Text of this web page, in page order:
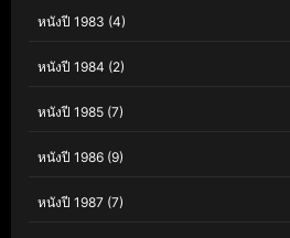
หนังปี 1983 (4)
หนังปี 1984 (2)
หนังปี 1985 (7)
หนังปี 1986 (9)
หนังปี 1987 (7)